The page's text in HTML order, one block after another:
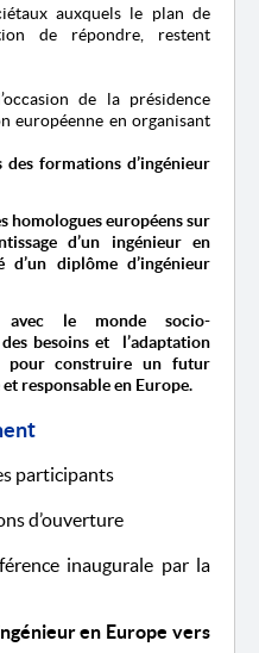
auxquels le plan de
de répondre, restent
de la présidence
européenne en organisant
formations d’ingénieur
homologues européens sur
d’un ingénieur en
diplôme d’ingénieur
avec le monde socio-
besoins et l’adaptation
pour construire un futur
responsable en Europe.
participants
d’ouverture
inaugurale par la
en Europe vers